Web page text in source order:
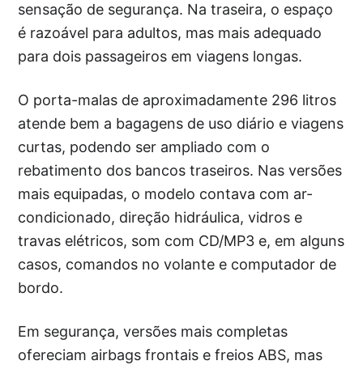
sensação de segurança. Na traseira, o espaço
é razoável para adultos, mas mais adequado
para dois passageiros em viagens longas.
O porta-malas de aproximadamente 296 litros
atende bem a bagagens de uso diário e viagens
curtas, podendo ser ampliado com o
rebatimento dos bancos traseiros. Nas versões
mais equipadas, o modelo contava com ar-
condicionado, direção hidráulica, vidros e
travas elétricos, som com CD/MP3 e, em alguns
casos, comandos no volante e computador de
bordo.
Em segurança, versões mais completas
ofereciam airbags frontais e freios ABS, mas